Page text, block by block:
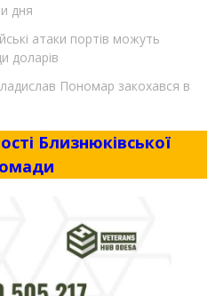
дня
атаки портів можуть
доларів
Пономар закохався в
Близнюківської